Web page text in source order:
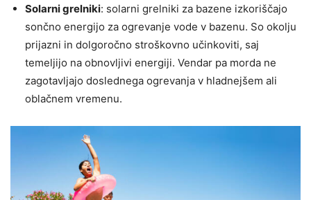
Solarni grelniki: solarni grelniki za bazene izkoriščajo
sončno energijo za ogrevanje vode v bazenu. So okolju
prijazni in dolgoročno stroškovno učinkoviti, saj
temeljijo na obnovljivi energiji. Vendar pa morda ne
zagotavljajo doslednega ogrevanja v hladnejšem ali
oblačnem vremenu.